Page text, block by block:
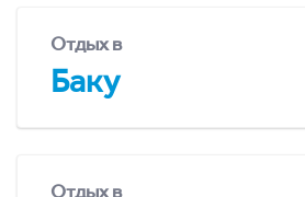
Отдых в
Баку
Отдых в